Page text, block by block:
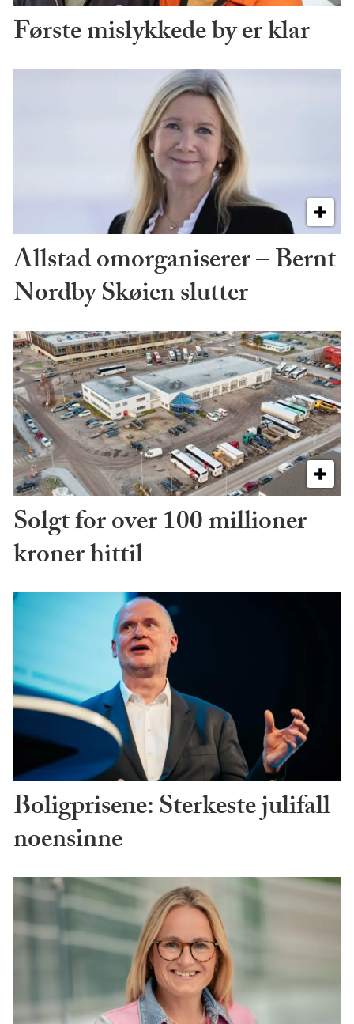
Første mislykkede by er klar
Allstad omorganiserer – Bernt
Nordby Skøien slutter
Solgt for over 100 millioner
kroner hittil
Boligprisene: Sterkeste julifall
noensinne